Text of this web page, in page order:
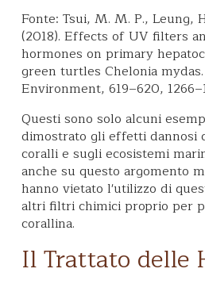
Fonte: Tsui, M. M. P., Leung,
(2018). Effects of UV filters
hormones on primary
green turtles Chelonia
Environment, 619–620,
Questi sono solo alcuni
dimostrato gli effetti dannosi
coralli e sugli ecosistemi
anche su questo argomento
hanno vietato l'utilizzo di
altri filtri chimici proprio per
corallina.
Il Trattato delle